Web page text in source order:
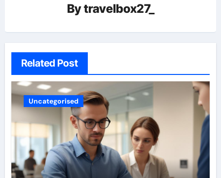
Bytravelbox27_
Related Post
Uncategorised